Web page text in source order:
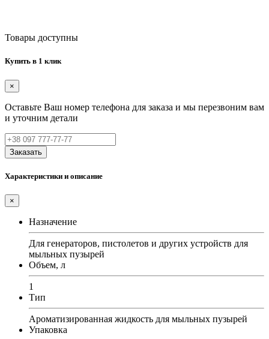
Товары доступны
Купить в 1 клик
×
Оставьте Ваш номер телефона для заказа и мы перезвоним вам
и уточним детали
Заказать
Характеристики и описание
×
Назначение
Для генераторов, пистолетов и других устройств для
мыльных пузырей
Объем, л
1
Тип
Ароматизированная жидкость для мыльных пузырей
Упаковка